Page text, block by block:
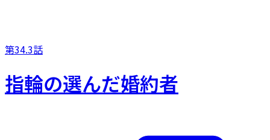
第34.3話
指輪の選んだ婚約者